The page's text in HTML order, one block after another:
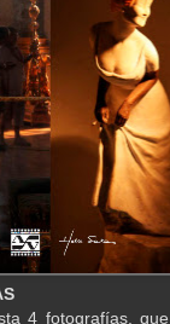
4 fotografías,